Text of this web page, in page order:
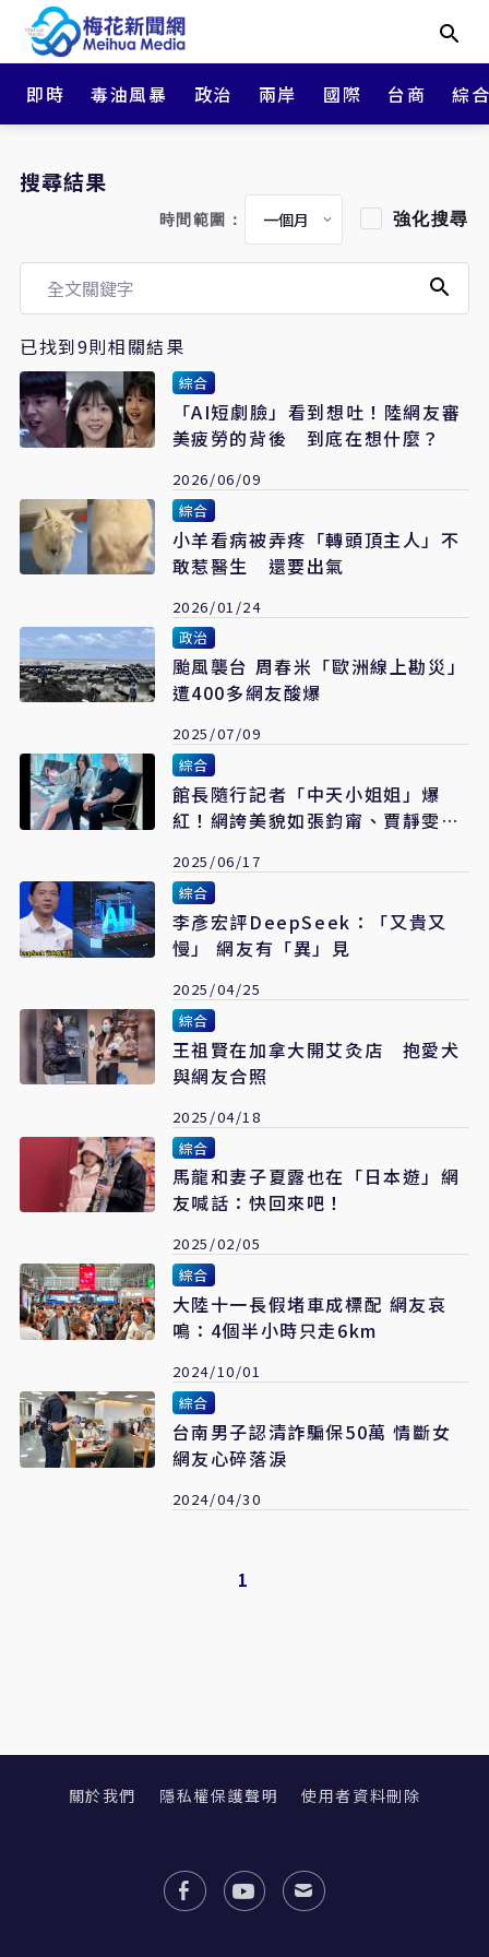
即時 毒油風暴 政治 兩岸 國際 台商 綜
搜尋結果
時間範圍： 強化搜尋
已找到9則相關結果
綜合
「AI短劇臉」看到想吐！陸網友審
美疲勞的背後 到底在想什麼？
2026/06/09
綜合
小羊看病被弄疼「轉頭頂主人」不
敢惹醫生 還要出氣
2026/01/24
政治
颱風襲台 周春米「歐洲線上勘災」
遭400多網友酸爆
2025/07/09
綜合
館長隨行記者「中天小姐姐」爆
紅！網誇美貌如張鈞甯、賈靜雯合
2025/06/17
綜合
李彥宏評DeepSeek：「又貴又
慢」 網友有「異」見
2025/04/25
綜合
王祖賢在加拿大開艾灸店 抱愛犬
與網友合照
2025/04/18
綜合
馬龍和妻子夏露也在「日本遊」網
友喊話：快回來吧！
2025/02/05
綜合
大陸十一長假堵車成標配 網友哀
鳴：4個半小時只走6km
2024/10/01
綜合
台南男子認清詐騙保50萬 情斷女
網友心碎落淚
2024/04/30
1
關於我們 隱私權保護聲明 使用者資料刪除